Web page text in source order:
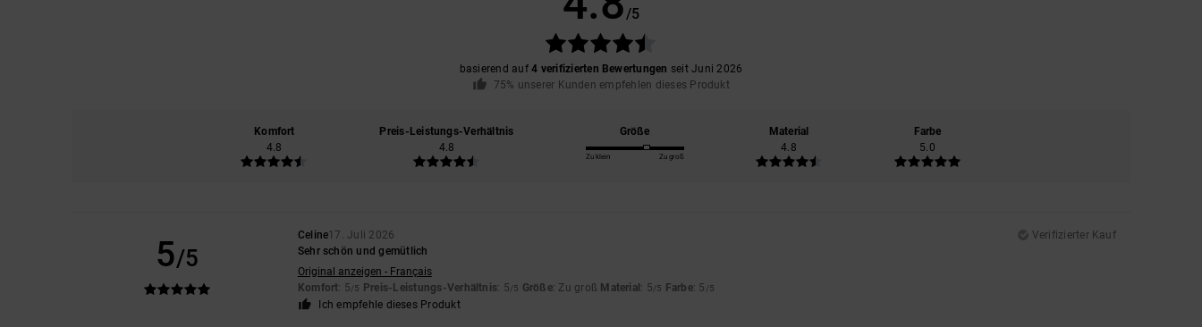
/5
basierend auf4 verifizierten Bewertungen seit Juni 2026
75% unserer Kunden empfehlen dieses Produkt
Komfort
4.8
Preis-Leistungs-Verhältnis
4.8
Größe
Zu klein Zu groß
Material
4.8
Farbe
5.0
5/5
Celine17. Juli 2026
Verifizierter Kauf
Sehr schön und gemütlich
Original anzeigen - Français
Komfort: 5/5 Preis-Leistungs-Verhältnis: 5/5 Größe: Zu groß Material : 5/5 Farbe: 5 /5
Ich empfehle dieses Produkt